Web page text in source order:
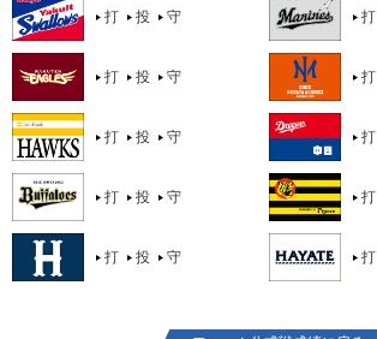
打 投 守 打
打 投 守 打
打 投 守 打
打 投 守 打
打 投 守 打